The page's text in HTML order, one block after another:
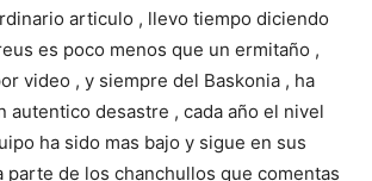
articulo , llevo tiempo diciendo
es poco menos que un ermitaño ,
video , y siempre del Baskonia , ha
autentico desastre , cada año el nivel
ha sido mas bajo y sigue en sus
parte de los chanchullos que comentas